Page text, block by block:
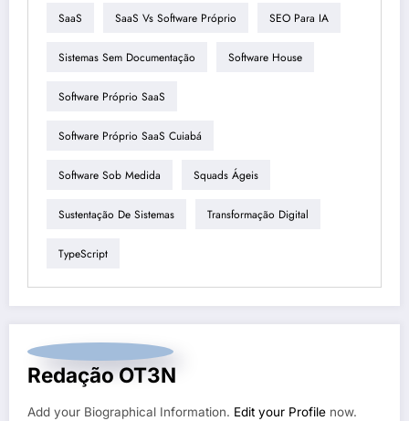
SaaS SaaS Vs Software Próprio SEO Para IA
Sistemas Sem Documentação Software House
Software Próprio SaaS
Software Próprio SaaS Cuiabá
Software Sob Medida Squads Ágeis
Sustentação De Sistemas Transformação Digital
TypeScript
Redação OT3N
Add your Biographical Information. Edit your Profile now.